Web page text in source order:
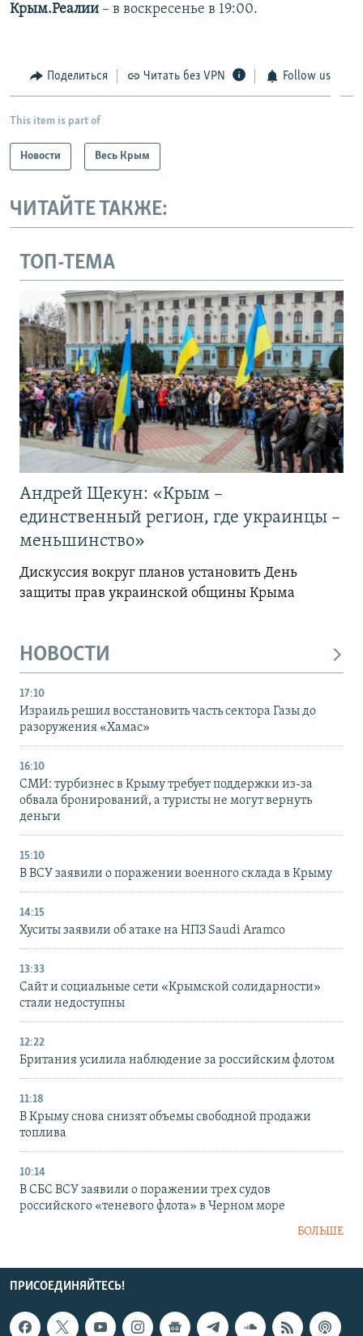
Крым.Реалии – в воскресенье в 19:00.
Поделиться Читать без VPN Follow us
This item is part of
Новости Весь Крым
ЧИТАЙТЕ ТАКЖЕ:
ТОП-ТЕМА
Андрей Щекун: «Крым –
единственный регион, где украинцы –
меньшинство»
Дискуссия вокруг планов установить День
защиты прав украинской общины Крыма
НОВОСТИ
17:10
Израиль решил восстановить часть сектора Газы до
разоружения «Хамас»
16:10
СМИ: турбизнес в Крыму требует поддержки из-за
обвала бронирований, а туристы не могут вернуть
деньги
15:10
В ВСУ заявили о поражении военного склада в Крыму
14:15
Хуситы заявили об атаке на НПЗ Saudi Aramco
13:33
Сайт и социальные сети «Крымской солидарности»
стали недоступны
12:22
Британия усилила наблюдение за российским флотом
11:18
В Крыму снова снизят объемы свободной продажи
топлива
10:14
В СБС ВСУ заявили о поражении трех судов
российского «теневого флота» в Черном море
БОЛЬШЕ
ПРИСОЕДИНЯЙТЕСЬ!